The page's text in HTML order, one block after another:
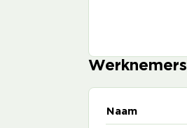
Werknemers
Naam